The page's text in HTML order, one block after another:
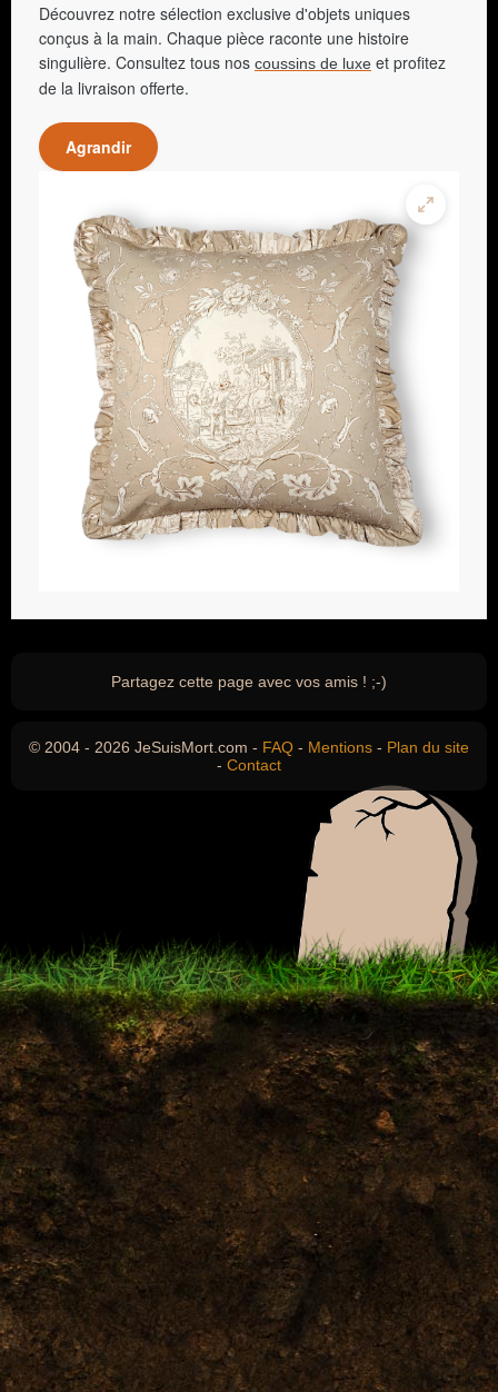
Découvrez notre sélection exclusive d'objets uniques
conçus à la main. Chaque pièce raconte une histoire
singulière. Consultez tous nos coussins de luxe et profitez
de la livraison offerte.
Agrandir
Partagez cette page avec vos amis ! ;-)
© 2004 - 2026 JeSuisMort.com - FAQ - Mentions - Plan du site
- Contact